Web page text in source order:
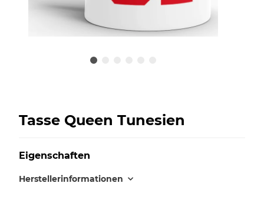
Tasse Queen Tunesien
Eigenschaften
Herstellerinformationen